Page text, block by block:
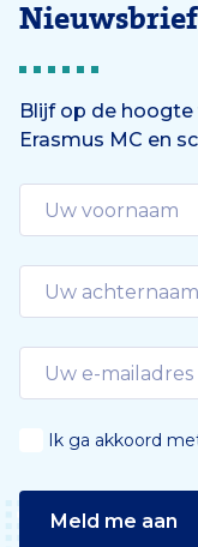
Nieuwsbrief
Blijf op de hoogte
Erasmus MC en
Ik ga akkoord
Meld me aan